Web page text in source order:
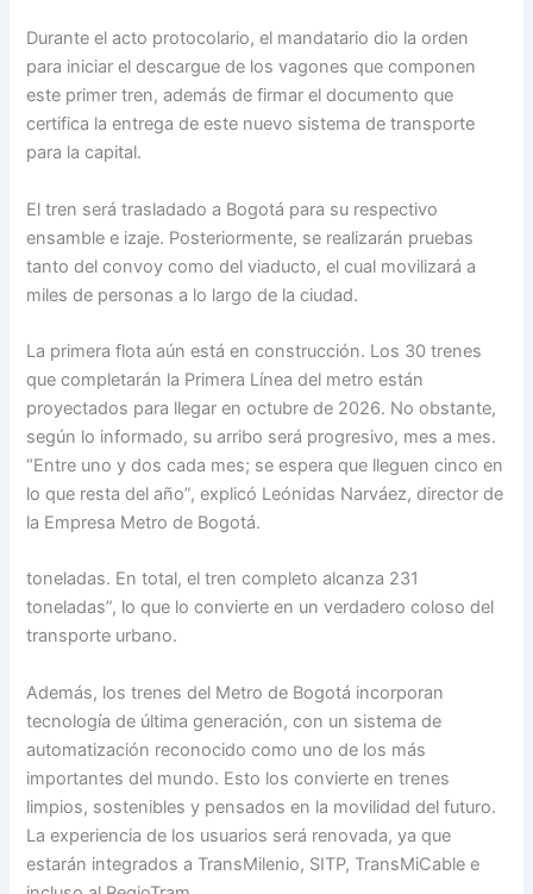
Durante el acto protocolario, el mandatario dio la orden
para iniciar el descargue de los vagones que componen
este primer tren, además de firmar el documento que
certifica la entrega de este nuevo sistema de transporte
para la capital.
El tren será trasladado a Bogotá para su respectivo
ensamble e izaje. Posteriormente, se realizarán pruebas
tanto del convoy como del viaducto, el cual movilizará a
miles de personas a lo largo de la ciudad.
La primera flota aún está en construcción. Los 30 trenes
que completarán la Primera Línea del metro están
proyectados para llegar en octubre de 2026. No obstante,
según lo informado, su arribo será progresivo, mes a mes.
“Entre uno y dos cada mes; se espera que lleguen cinco en
lo que resta del año”, explicó Leónidas Narváez, director de
la Empresa Metro de Bogotá.
toneladas. En total, el tren completo alcanza 231
toneladas”, lo que lo convierte en un verdadero coloso del
transporte urbano.
Además, los trenes del Metro de Bogotá incorporan
tecnología de última generación, con un sistema de
automatización reconocido como uno de los más
importantes del mundo. Esto los convierte en trenes
limpios, sostenibles y pensados en la movilidad del futuro.
La experiencia de los usuarios será renovada, ya que
estarán integrados a TransMilenio, SITP, TransMiCable e